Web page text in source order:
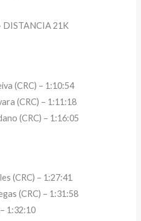
DISTANCIA 21K
(CRC) – 1:10:54
(CRC) – 1:11:18
(CRC) – 1:16:05
(CRC) – 1:27:41
(CRC) – 1:31:58
1:32:10